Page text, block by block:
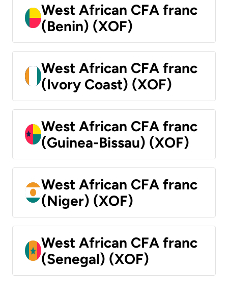
West African CFA franc
(Benin) (XOF)
West African CFA franc
(Ivory Coast) (XOF)
West African CFA franc
(Guinea-Bissau) (XOF)
West African CFA franc
(Niger) (XOF)
West African CFA franc
(Senegal) (XOF)